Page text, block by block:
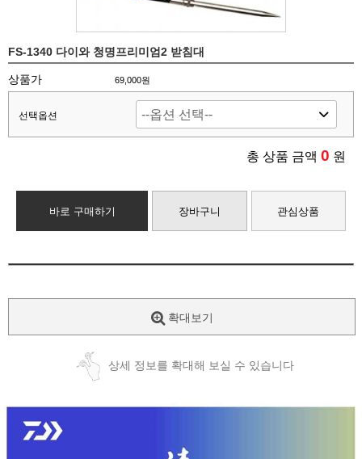
FS-1340 다이와 청명프리미엄2 받침대
상품가 69,000원
선택옵션
총 상품 금액 0 원
바로 구매하기 장바구니 관심상품
확대보기
상세 정보를 확대해 보실 수 있습니다